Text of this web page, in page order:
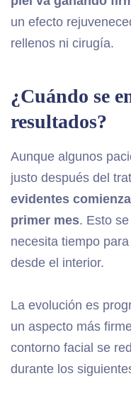
un efecto
rellenos ni cirugía.
¿Cuándo se
resultados?
Aunque algunos
justo después del
evidentes
primer mes. Esto
necesita tiempo
desde el interior.
La evolución es
un aspecto más
contorno facial se
durante los